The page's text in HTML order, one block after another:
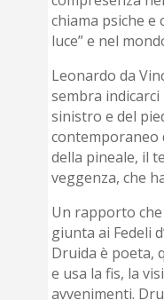
chiama psiche e
luce” e nel
Leonardo da
sembra indicarci
sinistro e del
contemporaneo
della pineale, il
veggenza, che
Un rapporto
giunta ai Fedeli
Druida è poeta,
e usa la fis, la
avvenimenti.